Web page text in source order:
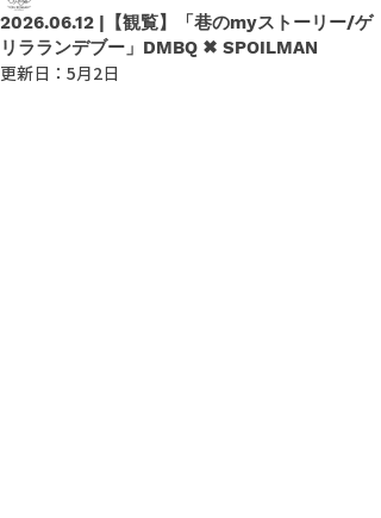
2026.06.12 |【観覧】「巷のmyストーリー/ゲ
リラランデブー」DMBQ ✖︎ SPOILMAN
更新日： 5月2日